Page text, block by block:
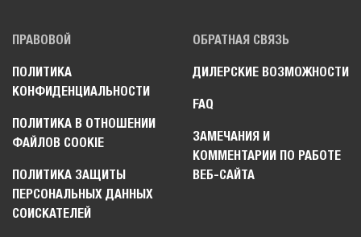
ПРАВОВОЙ
ПОЛИТИКА
КОНФИДЕНЦИАЛЬНОСТИ
ПОЛИТИКА В ОТНОШЕНИИ
ФАЙЛОВ COOKIE
ПОЛИТИКА ЗАЩИТЫ
ПЕРСОНАЛЬНЫХ ДАННЫХ
СОИСКАТЕЛЕЙ
ОБРАТНАЯ СВЯЗЬ
ДИЛЕРСКИЕ ВОЗМОЖНОСТИ
FAQ
ЗАМЕЧАНИЯ И
КОММЕНТАРИИ ПО РАБОТЕ
ВЕБ-САЙТА